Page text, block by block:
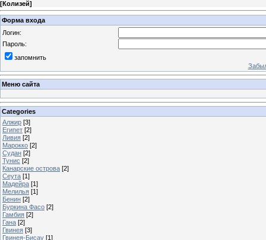
[Колизей]
Форма входа
Логин:
Пароль:
запомнить
Меню сайта
Categories
Алжир [3]
Египет [2]
Ливия [2]
Марокко [2]
Судан [2]
Тунис [2]
Канарские острова [2]
Сеута [1]
Мадейра [1]
Мелилья [1]
Бенин [2]
Буркина Фасо [2]
Гамбия [2]
Гана [2]
Гвинея [3]
Гвинея-Бисау [1]